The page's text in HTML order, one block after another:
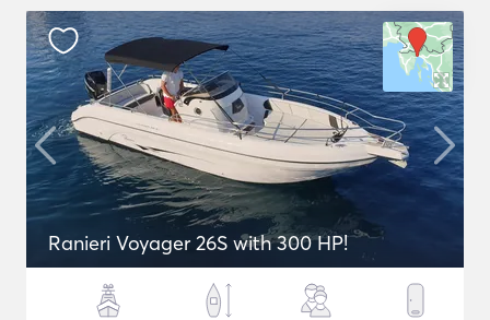
Ranieri Voyager 26S with 300 HP!